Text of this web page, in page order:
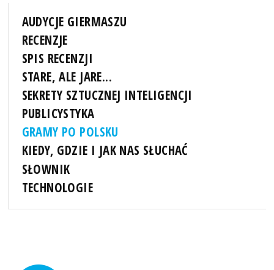
AUDYCJE GIERMASZU
RECENZJE
SPIS RECENZJI
STARE, ALE JARE...
SEKRETY SZTUCZNEJ INTELIGENCJI
PUBLICYSTYKA
GRAMY PO POLSKU
KIEDY, GDZIE I JAK NAS SŁUCHAĆ
SŁOWNIK
TECHNOLOGIE